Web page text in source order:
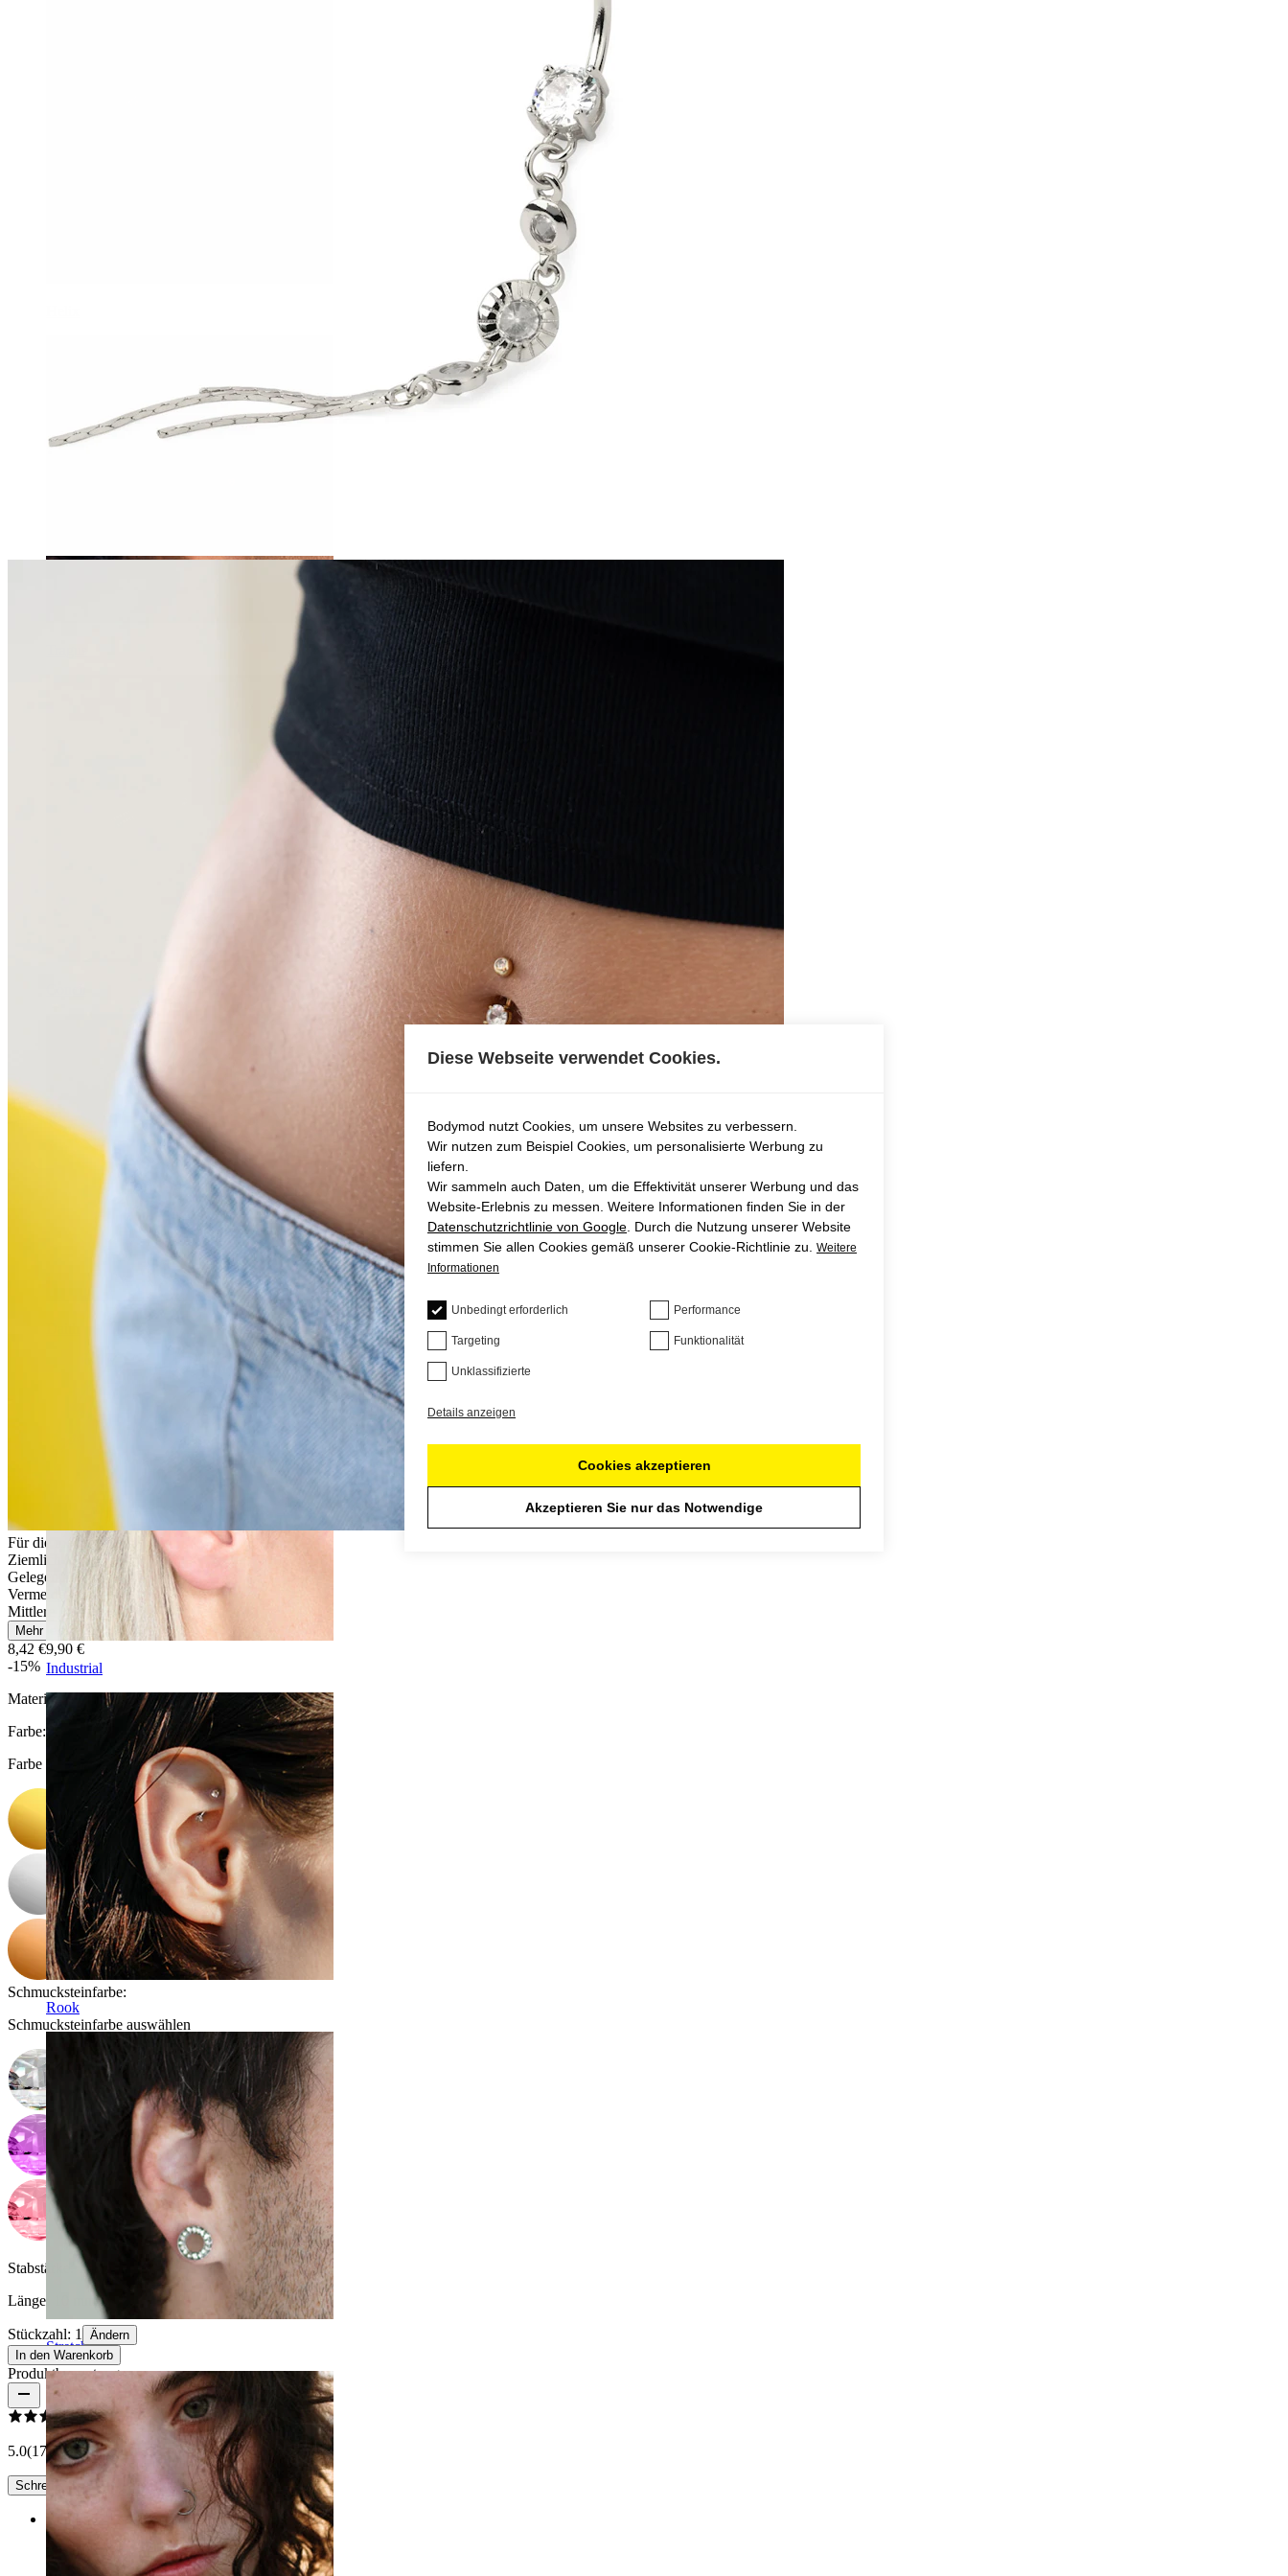
Industrial
Rook
Stretching
Für die meisten Hauttypen
Ziemlich leicht
Gelegentliches Tragen
Vermeide Wasserkontakt
Mittlere Haltbarkeit
Mehr lesen
8,42 €9,90 €
-15%
Material:
Chirurgenstahl / Messing
Farbe:
Farbe auswählen
Schmucksteinfarbe:
Schmucksteinfarbe auswählen
Stabstärke:
1,6 mm
Länge:
10 mm
Stückzahl: 1
Ändern
In den Warenkorb
Produktbewertungen
5.0(17 Bewertungen)
Schreibe eine Bewertung
Rating
Diese Webseite verwendet Cookies.
Bodymod nutzt Cookies, um unsere Websites zu verbessern.
Wir nutzen zum Beispiel Cookies, um personalisierte Werbung zu
liefern.
Wir sammeln auch Daten, um die Effektivität unserer Werbung und das
Website-Erlebnis zu messen. Weitere Informationen finden Sie in der
Datenschutzrichtlinie von Google . Durch die Nutzung unserer Website
stimmen Sie allen Cookies gemäß unserer Cookie-Richtlinie zu. Weitere
Informationen
Unbedingt erforderlich Performance
Targeting Funktionalität
Unklassifizierte
Details anzeigen
Cookies akzeptieren
Akzeptieren Sie nur das Notwendige